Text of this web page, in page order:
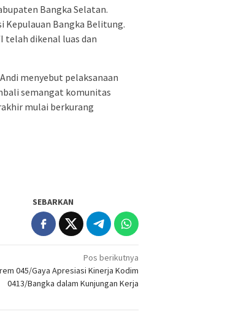
Bangka Selatan.
Kepulauan Bangka Belitung.
telah dikenal luas dan
menyebut pelaksanaan
semangat komunitas
mulai berkurang
SEBARKAN
Pos berikutnya
045/Gaya Apresiasi Kinerja Kodim
0413/Bangka dalam Kunjungan Kerja